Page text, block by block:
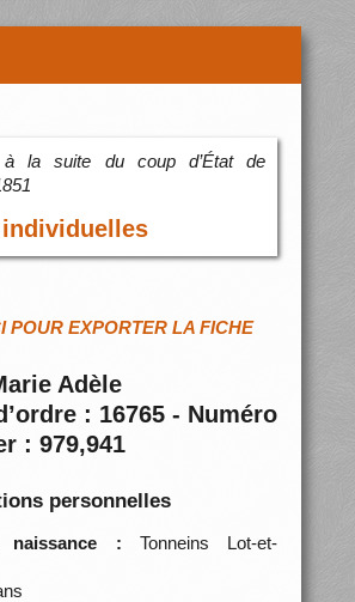
à la suite du coup d’État de
POUR EXPORTER LA FICHE
Adèle
: 16765 - Numéro
: 979,941
personnelles
: Tonneins Lot-et-